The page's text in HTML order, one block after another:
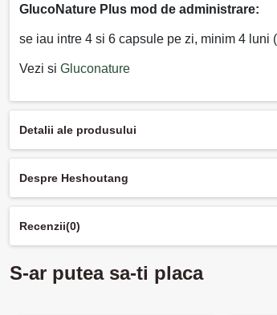
GlucoNature Plus mod de administrare:
se iau intre 4 si 6 capsule pe zi, minim 4
Vezi si Gluconature
Detalii ale produsului
Despre Heshoutang
Recenzii(0)
S-ar putea sa-ti placa